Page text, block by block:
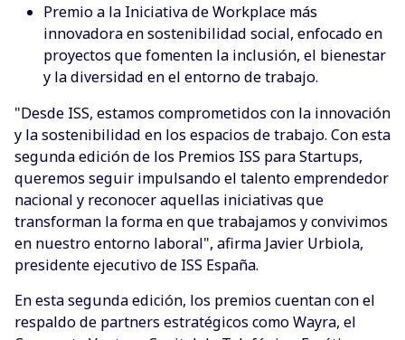
Premio a la Iniciativa de Workplace más
innovadora en sostenibilidad social, enfocado en
proyectos que fomenten la inclusión, el bienestar
y la diversidad en el entorno de trabajo.
"Desde ISS, estamos comprometidos con la innovación
y la sostenibilidad en los espacios de trabajo. Con esta
segunda edición de los Premios ISS para Startups,
queremos seguir impulsando el talento emprendedor
nacional y reconocer aquellas iniciativas que
transforman la forma en que trabajamos y convivimos
en nuestro entorno laboral", afirma Javier Urbiola,
presidente ejecutivo de ISS España.
En esta segunda edición, los premios cuentan con el
respaldo de partners estratégicos como Wayra, el